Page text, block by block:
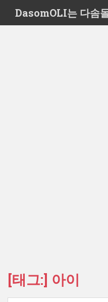
i
DasomOLI는 다솜
[태그:] 아이